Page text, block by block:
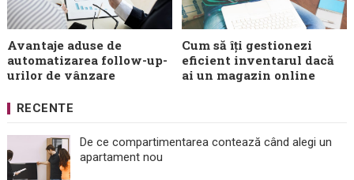
Avantaje aduse de
automatizarea follow-up-
urilor de vânzare
Cum să îți gestionezi
eficient inventarul dacă
ai un magazin online
RECENTE
De ce compartimentarea contează când alegi un
apartament nou